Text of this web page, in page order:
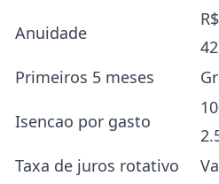
Anuidade
Primeiros 5 meses
Isencao por gasto
Taxa de juros rotativo